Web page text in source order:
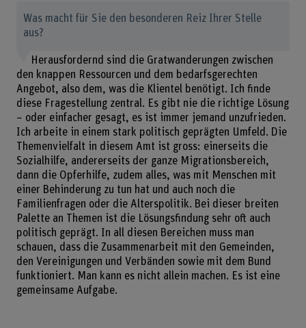
Was macht für Sie den besonderen Reiz Ihrer Stelle
aus?
Herausfordernd sind die Gratwanderungen zwischen
den knappen Ressourcen und dem bedarfsgerechten
Angebot, also dem, was die Klientel benötigt. Ich finde
diese Fragestellung zentral. Es gibt nie die richtige Lösung
− oder einfacher gesagt, es ist immer jemand unzufrieden.
Ich arbeite in einem stark politisch geprägten Umfeld. Die
Themenvielfalt in diesem Amt ist gross: einerseits die
Sozialhilfe, andererseits der ganze Migrationsbereich,
dann die Opferhilfe, zudem alles, was mit Menschen mit
einer Behinderung zu tun hat und auch noch die
Familienfragen oder die Alterspolitik. Bei dieser breiten
Palette an Themen ist die Lösungsfindung sehr oft auch
politisch geprägt. In all diesen Bereichen muss man
schauen, dass die Zusammenarbeit mit den Gemeinden,
den Vereinigungen und Verbänden sowie mit dem Bund
funktioniert. Man kann es nicht allein machen. Es ist eine
gemeinsame Aufgabe.